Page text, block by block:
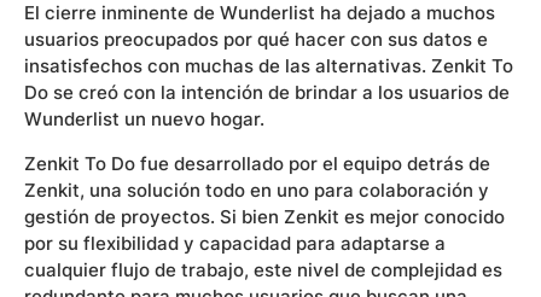
El cierre inminente de Wunderlist ha dejado a muchos
usuarios preocupados por qué hacer con sus datos e
insatisfechos con muchas de las alternativas. Zenkit To
Do se creó con la intención de brindar a los usuarios de
Wunderlist un nuevo hogar.
Zenkit To Do fue desarrollado por el equipo detrás de
Zenkit, una solución todo en uno para colaboración y
gestión de proyectos. Si bien Zenkit es mejor conocido
por su flexibilidad y capacidad para adaptarse a
cualquier flujo de trabajo, este nivel de complejidad es